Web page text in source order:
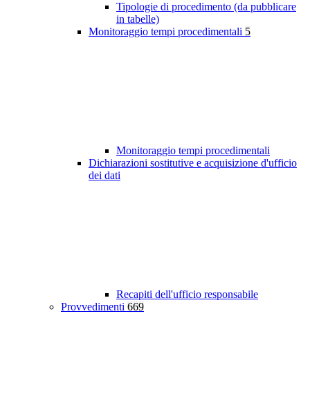
Tipologie di procedimento (da pubblicare
in tabelle)
Monitoraggio tempi procedimentali 5
Monitoraggio tempi procedimentali
Dichiarazioni sostitutive e acquisizione d'ufficio
dei dati
Recapiti dell'ufficio responsabile
Provvedimenti 669